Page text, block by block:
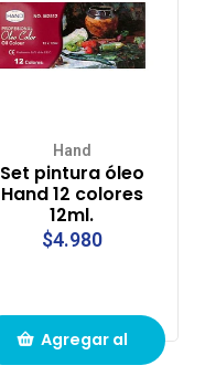
Hand
Set pintura óleo
Hand 12 colores
12ml.
$4.980
Agregar al